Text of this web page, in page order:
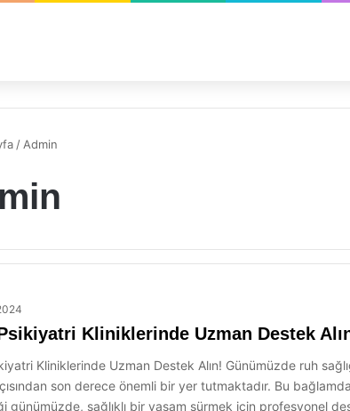
/ Admin
Kliniklerinde Uzman Destek
Kliniklerinde Uzman Destek Alın! Günümüzde ruh
son derece önemli bir yer tutmaktadır. Bu
günümüzde, sağlıklı bir yaşam sürmek için profesyonel